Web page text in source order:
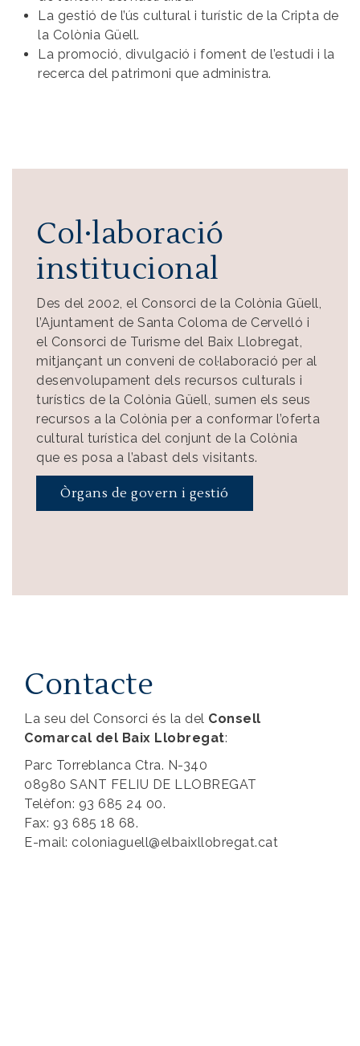
La gestió de l’ús cultural i turístic de la Cripta de
la Colònia Güell.
La promoció, divulgació i foment de l’estudi i la
recerca del patrimoni que administra.
Col·laboració
institucional
Des del 2002, el Consorci de la Colònia Güell,
l’Ajuntament de Santa Coloma de Cervelló i
el Consorci de Turisme del Baix Llobregat,
mitjançant un conveni de col·laboració per al
desenvolupament dels recursos culturals i
turístics de la Colònia Güell, sumen els seus
recursos a la Colònia per a conformar l’oferta
cultural turística del conjunt de la Colònia
que es posa a l’abast dels visitants.
Òrgans de govern i gestió
Contacte
La seu del Consorci és la del Consell
Comarcal del Baix Llobregat:
Parc Torreblanca Ctra. N-340
08980 SANT FELIU DE LLOBREGAT
Telèfon: 93 685 24 00.
Fax: 93 685 18 68.
E-mail: coloniaguell@elbaixllobregat.cat